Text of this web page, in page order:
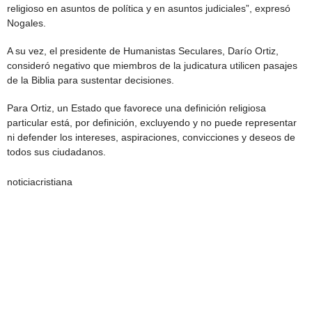
religioso en asuntos de política y en asuntos judiciales”, expresó
Nogales.
A su vez, el presidente de Humanistas Seculares, Darío Ortiz,
consideró negativo que miembros de la judicatura utilicen pasajes
de la Biblia para sustentar decisiones.
Para Ortiz, un Estado que favorece una definición religiosa
particular está, por definición, excluyendo y no puede representar
ni defender los intereses, aspiraciones, convicciones y deseos de
todos sus ciudadanos.
noticiacristiana